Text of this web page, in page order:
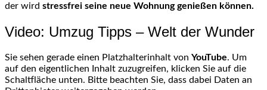
der wird stressfrei seine neue Wohnung genießen können.
Video: Umzug Tipps – Welt der Wunder
Sie sehen gerade einen Platzhalterinhalt von YouTube. Um
auf den eigentlichen Inhalt zuzugreifen, klicken Sie auf die
Schaltfläche unten. Bitte beachten Sie, dass dabei Daten an